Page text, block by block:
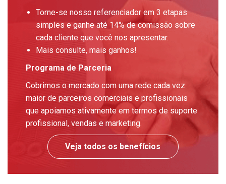
Torne-se nosso referenciador em 3 etapas
simples e ganhe até 14% de comissão sobre
cada cliente que você nos apresentar.
Mais consulte, mais ganhos!
Programa de Parceria
Cobrimos o mercado com uma rede cada vez
maior de parceiros comerciais e profissionais
que apoiamos ativamente em termos de suporte
profissional, vendas e marketing.
Veja todos os benefícios